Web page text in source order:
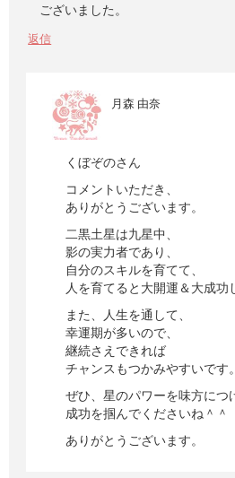
ございました。
返信
月森 由奈
くぼぞのさん
コメントいただき、
ありがとうございます。
二黒土星は九星中、
影の実力者であり、
自分のスキルを育てて、
人を育てると大開運＆大成功
また、人生を通して、
幸運期が多いので、
継続さえできれば
チャンスもつかみやすいです。
ぜひ、星のパワーを味方につ
成功を掴んでくださいね＾＾
ありがとうございます。